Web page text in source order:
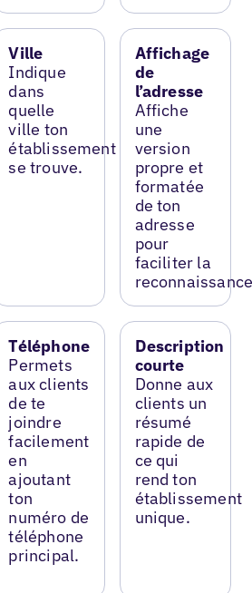
Ville
Indique
dans
quelle
ville ton
établissement
se trouve.
Affichage
de
l’adresse
Affiche
une
version
propre et
formatée
de ton
adresse
pour
faciliter la
Téléphone
Permets
aux clients
de te
joindre
facilement
en
ajoutant
ton
numéro de
téléphone
principal.
Description
courte
Donne aux
clients un
résumé
rapide de
ce qui
rend ton
établissement
unique.